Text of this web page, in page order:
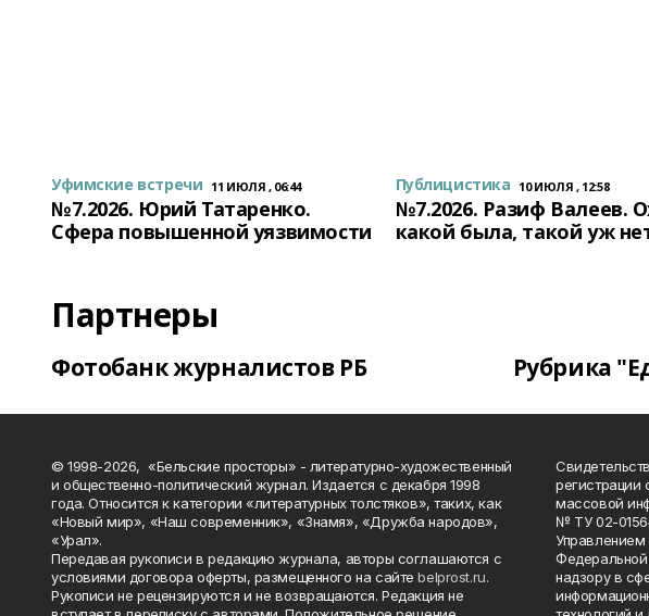
Уфимские встречи 11 ИЮЛЯ , 06:44
№7.2026. Юрий Татаренко.
Сфера повышенной уязвимости
Публицистика 10 ИЮЛЯ , 12:58
№7.2026. Разиф Валеев.
какой была, такой уж
Партнеры
Фотобанк журналистов РБ Рубрика
© 1998-2026, «Бельские просторы» - литературно-художественный
и общественно-политический журнал. Издается с декабря 1998
года. Относится к категории «литературных толстяков», таких, как
«Новый мир», «Наш современник», «Знамя», «Дружба народов»,
«Урал».
Передавая рукописи в редакцию журнала, авторы соглашаются с
условиями договора оферты, размещенного на сайтеbelprost.ru.
Рукописи не рецензируются и не возвращаются. Редакция не
регистрации
массовой
№ ТУ 02-
Управлением
надзору в